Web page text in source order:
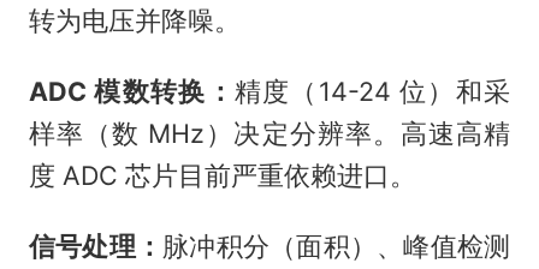
转为电压并降噪。
ADC 模数转换： 精度（14-24 位）和采
样率（数 MHz）决定分辨率。高速高精
度 ADC 芯片目前严重依赖进口。
信号处理： 脉冲积分（面积）、峰值检测